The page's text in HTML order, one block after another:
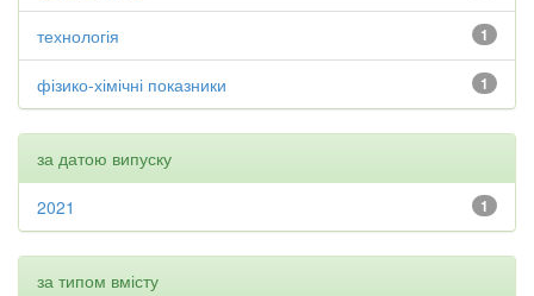
1
технологія
1
фізико-хімічні показники
за датою випуску
1
2021
за типом вмісту